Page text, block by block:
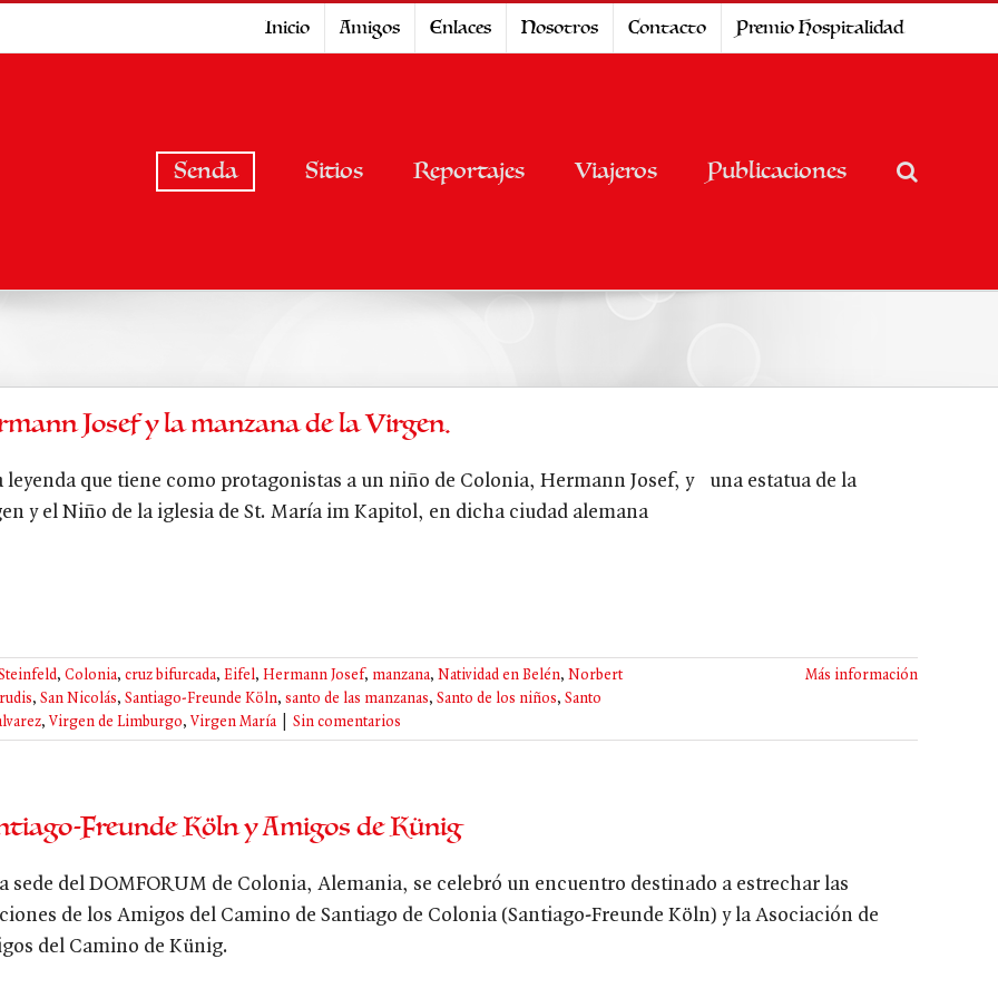
Inicio Amigos Enlaces Nosotros Contacto Premio Hospitalidad
Senda Sitios Reportajes Viajeros Publicaciones
Josef y la manzana de la Virgen.
leyenda que tiene como protagonistas a un niño de Colonia, Hermann Josef, y una estatua de la
y el Niño de la iglesia de St. María im Kapitol, en dicha ciudad alemana
, Colonia, cruz bifurcada, Eifel, Hermann Josef, manzana, Natividad en Belén, Norbert
, San Nicolás, Santiago-Freunde Köln, santo de las manzanas, Santo de los niños, Santo
, Virgen de Limburgo, Virgen María Sin comentarios
Más información
Freunde Köln y Amigos de Künig
sede del DOMFORUM de Colonia, Alemania, se celebró un encuentro destinado a estrechar las
de los Amigos del Camino de Santiago de Colonia (Santiago-Freunde Köln) y la Asociación de
del Camino de Künig.